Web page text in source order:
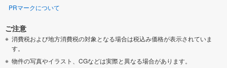
PRマークについて
ご注意
消費税および地方消費税の対象となる場合は税込み価格が表示されていま
す。
物件の写真やイラスト、CGなどは実際と異なる場合があります。